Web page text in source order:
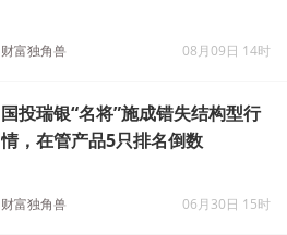
财富独角兽 08月09日 14时
国投瑞银“名将”施成错失结构型行
情，在管产品5只排名倒数
财富独角兽 06月30日 15时